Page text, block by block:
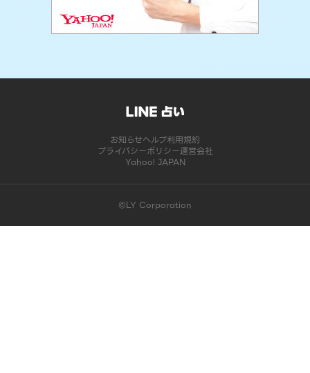
お知らせヘルプ利用規約
プライバシーポリシー運営会社
Yahoo! JAPAN
©LY Corporation
このコンテンツは掲載が終了しました | LINE占い